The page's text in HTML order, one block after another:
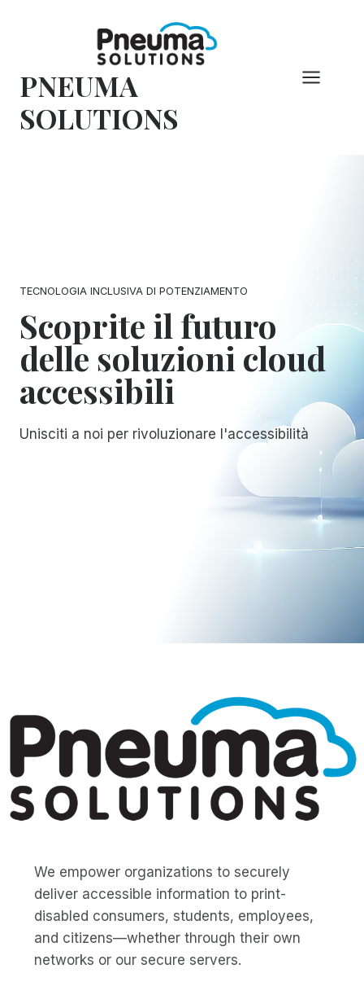
PNEUMA
SOLUTIONS
TECNOLOGIA INCLUSIVA DI POTENZIAMENTO
Scoprite il futuro
delle soluzioni cloud
accessibili
Unisciti a noi per rivoluzionare l'accessibilità
We empower organizations to securely
deliver accessible information to print-
disabled consumers, students, employees,
and citizens—whether through their own
networks or our secure servers.